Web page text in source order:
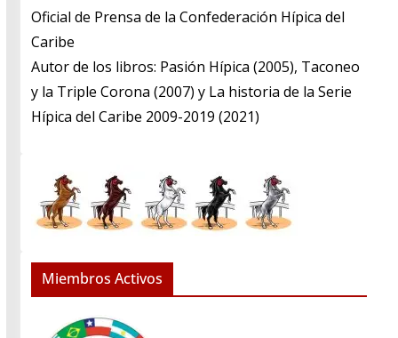
​Oficial de Prensa de la Confederación Hípica del
Caribe
​Autor de los libros: Pasión Hípica (2005), Taconeo
y la Triple Corona (2007) y La historia de la Serie
Hípica del Caribe 2009-2019 (2021)
Miembros Activos